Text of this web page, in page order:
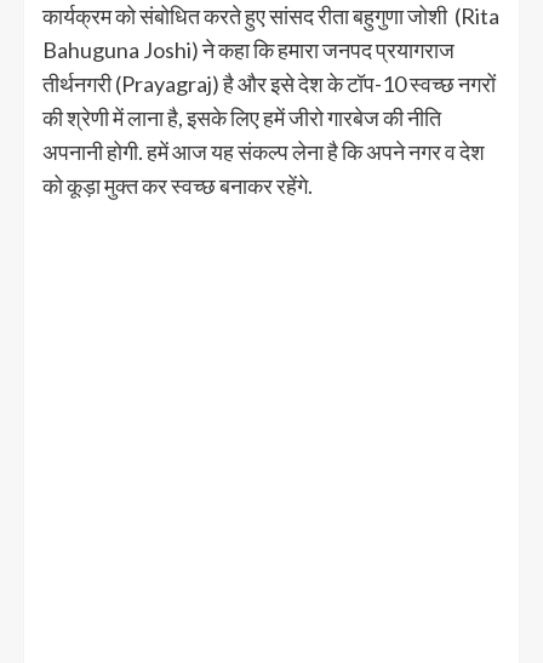
कार्यक्रम को संबोधित करते हुए सांसद रीता बहुगुणा जोशी (Rita
Bahuguna Joshi) ने कहा कि हमारा जनपद प्रयागराज
तीर्थनगरी (Prayagraj) है और इसे देश के टॉप-10 स्वच्छ नगरों
की श्रेणी में लाना है, इसके लिए हमें जीरो गारबेज की नीति
अपनानी होगी. हमें आज यह संकल्प लेना है कि अपने नगर व देश
को कूड़ा मुक्त कर स्वच्छ बनाकर रहेंगे.